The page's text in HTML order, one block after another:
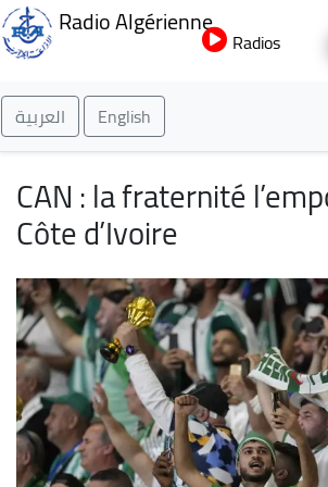
au
Radio Algérienne
Radios
العربية English
CAN : la fraternité
Côte d’Ivoire